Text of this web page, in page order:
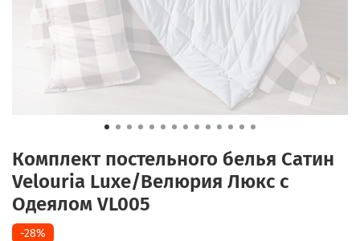
Комплект постельного белья Сатин
Velouria Luxe/Велюрия Люкс с
Одеялом VL005
-28%